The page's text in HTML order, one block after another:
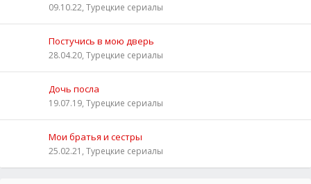
09.10.22, Турецкие сериалы
Постучись в мою дверь
28.04.20, Турецкие сериалы
Дочь посла
19.07.19, Турецкие сериалы
Мои братья и сестры
25.02.21, Турецкие сериалы